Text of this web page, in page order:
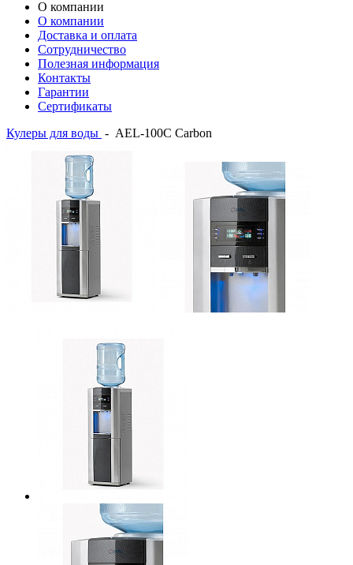
О компании
О компании
Доставка и оплата
Сотрудничество
Полезная информация
Контакты
Гарантии
Сертификаты
Кулеры для воды - AEL-100C Carbon